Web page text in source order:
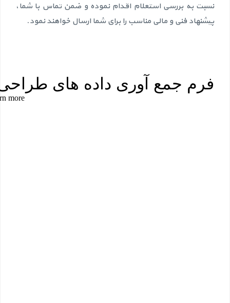
نسبت به بررسی استعلام اقدام نموده و ضمن تماس با شما،
پیشنهاد فنی و مالی مناسب را برای شما ارسال خواهند نمود.